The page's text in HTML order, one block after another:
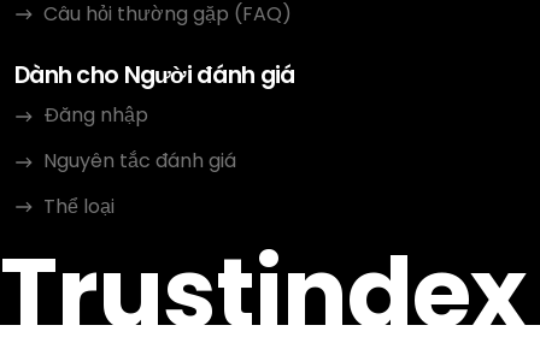
Câu hỏi thường gặp (FAQ)
Dành cho Người đánh giá
Đăng nhập
Nguyên tắc đánh giá
Thể loại
Trustindex